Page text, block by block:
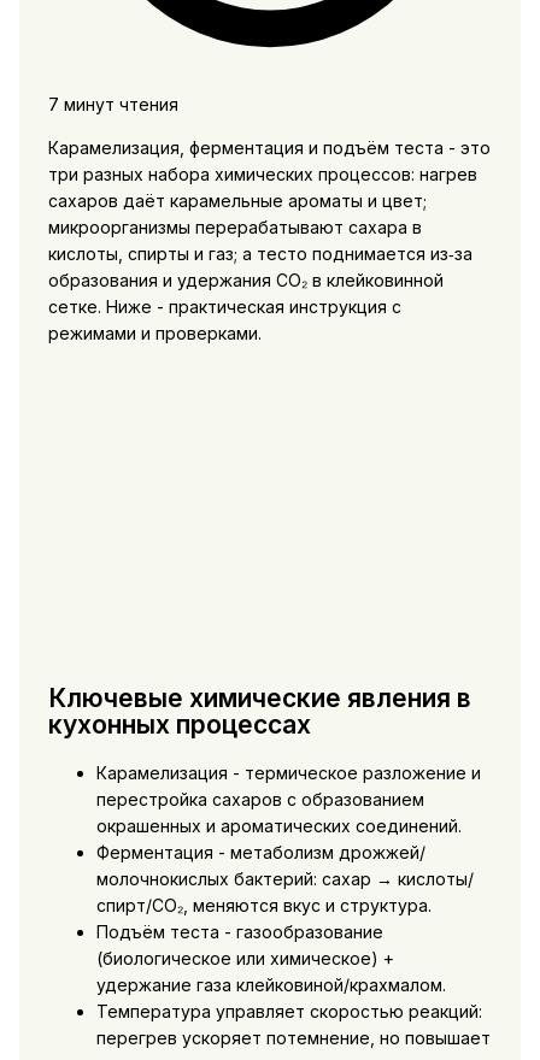
7 минут чтения
Карамелизация, ферментация и подъём теста - это
три разных набора химических процессов: нагрев
сахаров даёт карамельные ароматы и цвет;
микроорганизмы перерабатывают сахара в
кислоты, спирты и газ; а тесто поднимается из‑за
образования и удержания CO₂ в клейковинной
сетке. Ниже - практическая инструкция с
режимами и проверками.
Ключевые химические явления в
кухонных процессах
Карамелизация - термическое разложение и
перестройка сахаров с образованием
окрашенных и ароматических соединений.
Ферментация - метаболизм дрожжей/
молочнокислых бактерий: сахар → кислоты/
спирт/CO₂, меняются вкус и структура.
Подъём теста - газообразование
(биологическое или химическое) +
удержание газа клейковиной/крахмалом.
Температура управляет скоростью реакций:
перегрев ускоряет потемнение, но повышает